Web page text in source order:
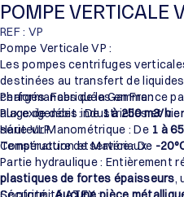
POMPE VERTICALE
REF : VP
Pompe Verticale VP :
Les pompes centrifuges
destinées au transfert de
chargés. Fabriquées en France
aux exigences industrielles et
série VLP.
Performances de la Gamme :
Plage de débit : De1 à 250 m3/h
Hauteur Manométrique : De 1 à
Température de service : De -
Construction et Matériaux :
Partie hydraulique : Entièrement
plastiques de fortes épaisseurs,